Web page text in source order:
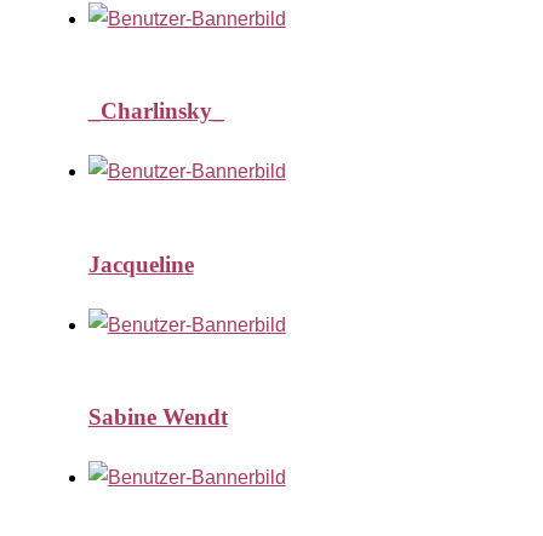
_Charlinsky_
Jacqueline
Sabine Wendt